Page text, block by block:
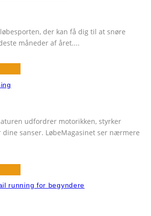
der kan få dig til at snøre
måneder af året....
udfordrer motorikken, styrker
sanser. LøbeMagasinet ser nærmere
running for begyndere